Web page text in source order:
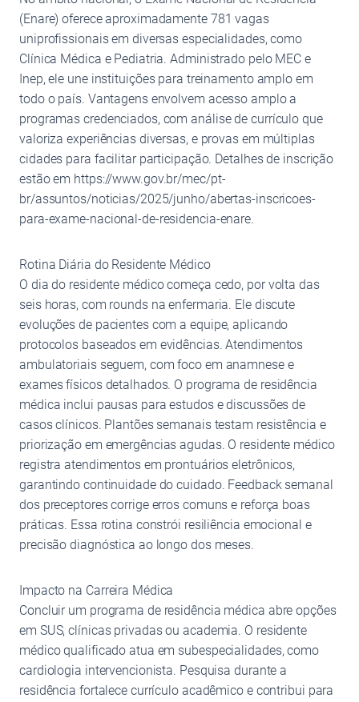
(Enare) oferece aproximadamente 781 vagas
uniprofissionais em diversas especialidades, como
Clínica Médica e Pediatria. Administrado pelo MEC e
Inep, ele une instituições para treinamento amplo em
todo o país. Vantagens envolvem acesso amplo a
programas credenciados, com análise de currículo que
valoriza experiências diversas, e provas em múltiplas
cidades para facilitar participação. Detalhes de inscrição
estão em https://www.gov.br/mec/pt-
br/assuntos/noticias/2025/junho/abertas-inscricoes-
para-exame-nacional-de-residencia-enare.
Rotina Diária do Residente Médico
O dia do residente médico começa cedo, por volta das
seis horas, com rounds na enfermaria. Ele discute
evoluções de pacientes com a equipe, aplicando
protocolos baseados em evidências. Atendimentos
ambulatoriais seguem, com foco em anamnese e
exames físicos detalhados. O programa de residência
médica inclui pausas para estudos e discussões de
casos clínicos. Plantões semanais testam resistência e
priorização em emergências agudas. O residente médico
registra atendimentos em prontuários eletrônicos,
garantindo continuidade do cuidado. Feedback semanal
dos preceptores corrige erros comuns e reforça boas
práticas. Essa rotina constrói resiliência emocional e
precisão diagnóstica ao longo dos meses.
Impacto na Carreira Médica
Concluir um programa de residência médica abre opções
em SUS, clínicas privadas ou academia. O residente
médico qualificado atua em subespecialidades, como
cardiologia intervencionista. Pesquisa durante a
residência fortalece currículo acadêmico e contribui para